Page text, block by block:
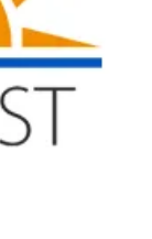
イント
い注意点
査対策
のコツ